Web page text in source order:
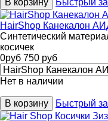
В корзину Быстрый
HairShop Канекалон
Cинтетический
косичек
0руб 750 руб
Нет в наличии
В корзину Быстрый